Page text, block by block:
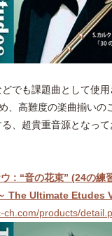
でも課題曲として使
、高難度の楽曲揃いの
、超貴重音源となって
: “音の花束” (24の練
The Ultimate Etudes
ch.com/products/